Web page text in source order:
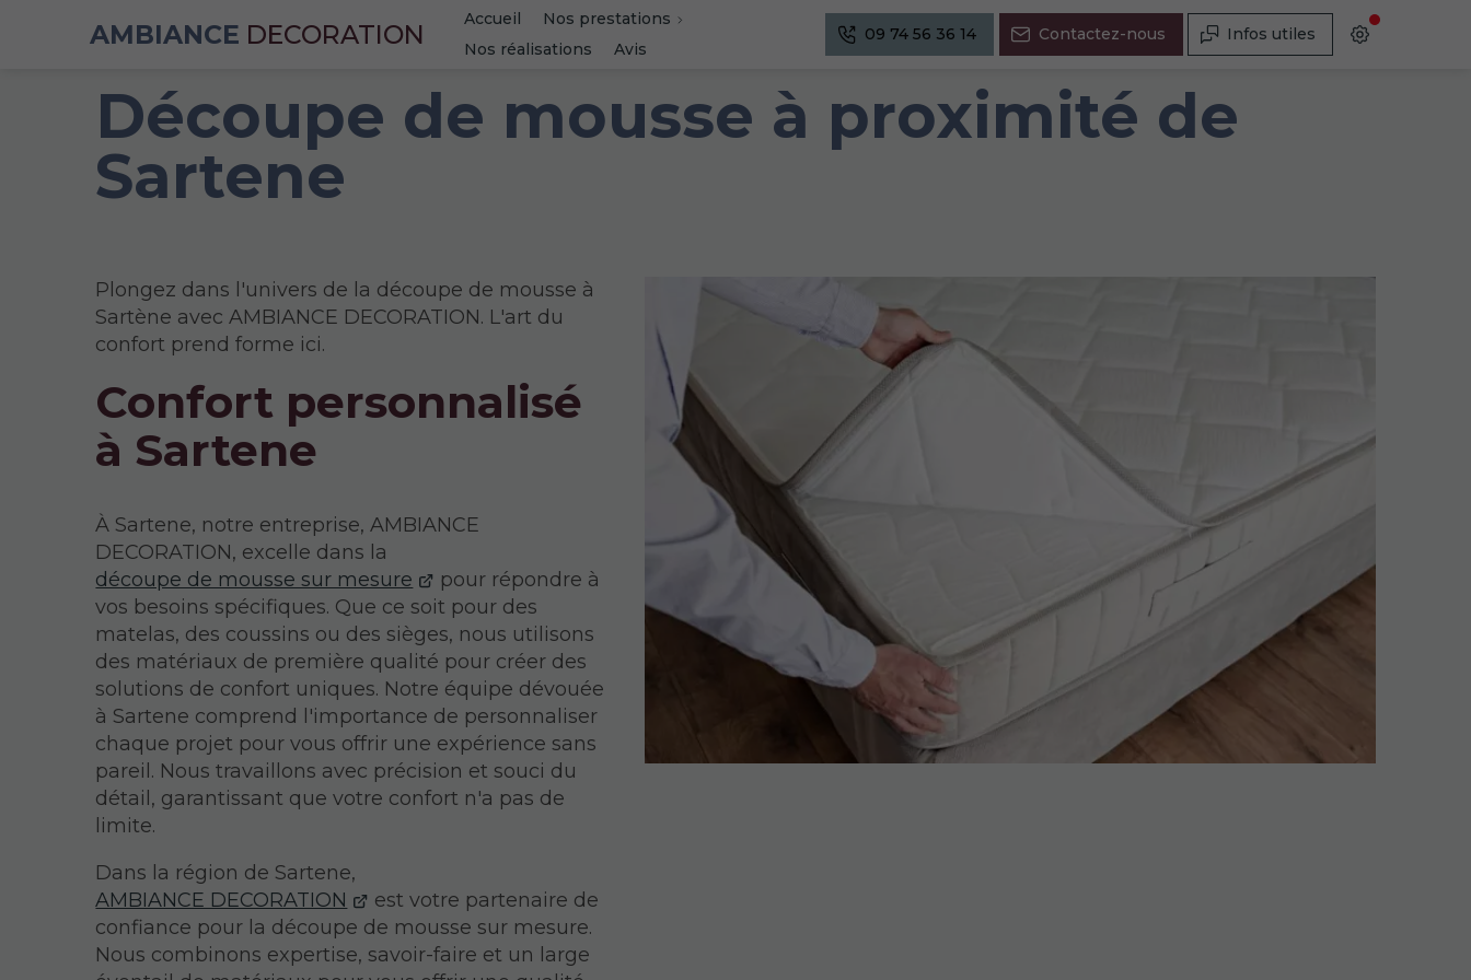
AMBIANCE DECORATION Accueil
Nos prestations
Nos réalisations
Avis
09 74 56 36 14 Contactez-nous Infos utiles
Découpe de mousse à proximité de
Sartene
Plongez dans l'univers de la découpe de mousse à
Sartène avec AMBIANCE DECORATION. L'art du
confort prend forme ici.
Confort personnalisé
à Sartene
À Sartene, notre entreprise, AMBIANCE
DECORATION, excelle dans la
découpe de mousse sur mesure
pour répondre à
vos besoins spécifiques. Que ce soit pour des
matelas, des coussins ou des sièges, nous utilisons
des matériaux de première qualité pour créer des
solutions de confort uniques. Notre équipe dévouée
à Sartene comprend l'importance de personnaliser
chaque projet pour vous offrir une expérience sans
pareil. Nous travaillons avec précision et souci du
détail, garantissant que votre confort n'a pas de
limite.
Dans la région de Sartene,
AMBIANCE DECORATION
est votre partenaire de
confiance pour la découpe de mousse sur mesure.
Nous combinons expertise, savoir-faire et un large